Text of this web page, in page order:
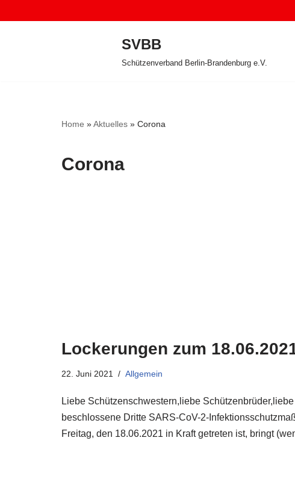
SVBB
Schützenverband Berlin-Brandenburg e.V.
Home »Aktuelles » Corona
Corona
Lockerungen zum
22. Juni 2021 Allgemein
Liebe Schützenschwestern,liebe
beschlossene Dritte SARS-CoV-2-
Freitag, den 18.06.2021 in Kraft getreten ist, bringt